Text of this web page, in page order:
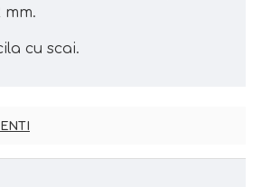
mm.
cu scai.